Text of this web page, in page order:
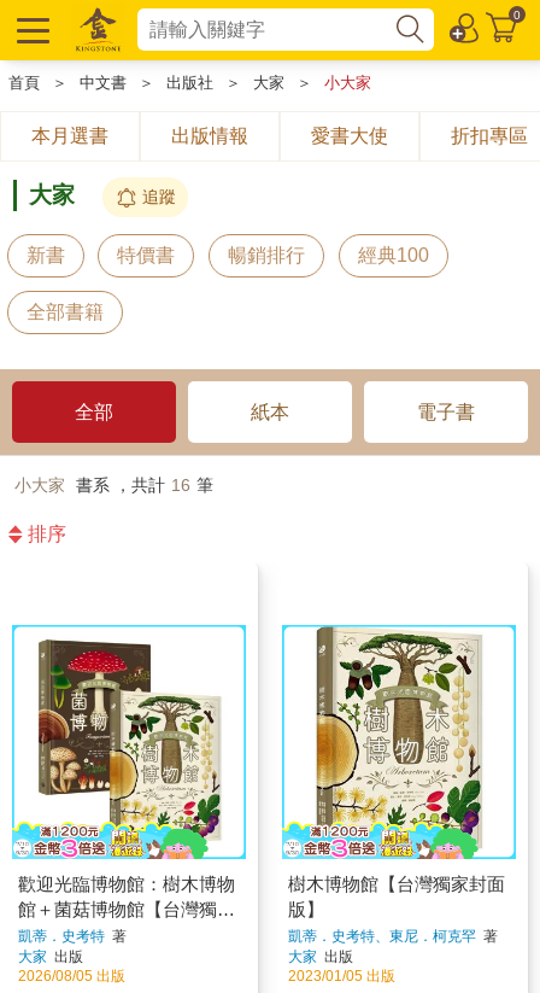
0
首頁 ＞ 中文書 ＞ 出版社 ＞ 大家 ＞ 小大家
本月選書 出版情報 愛書大使 折扣專區
大家 追蹤
新書 特價書 暢銷排行 經典100
全部書籍
全部 紙本 電子書
小大家 書系 ，共計 16 筆
排序
歡迎光臨博物館：樹木博物
館＋菌菇博物館【台灣獨家
封面版】（兩冊套書）
凱蒂．史考特 著
大家 出版
2026/08/05 出版
樹木博物館【台灣獨家封面
版】
凱蒂．史考特、東尼．柯克罕 著
大家 出版
2023/01/05 出版